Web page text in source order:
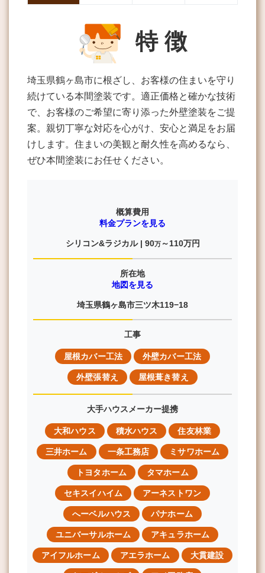
特 徴
埼玉県鶴ヶ島市に根ざし、お客様の住まいを守り
続けている本間塗装です。適正価格と確かな技術
で、お客様のご希望に寄り添った外壁塗装をご提
案。親切丁寧な対応を心がけ、安心と満足をお届
けします。住まいの美観と耐久性を高めるなら、
ぜひ本間塗装にお任せください。
概算費用
料金プランを見る
シリコン&ラジカル | 90万～110万円
所在地
地図を見る
埼玉県鶴ヶ島市三ツ木119−18
工事
屋根カバー工法 外壁カバー工法
外壁張替え 屋根葺き替え
大手ハウスメーカー提携
大和ハウス 積水ハウス 住友林業
三井ホーム 一条工務店 ミサワホーム
トヨタホーム タマホーム
セキスイハイム アーネストワン
へーベルハウス パナホーム
ユニバーサルホーム アキュラホーム
アイフルホーム アエラホーム 大貫建設